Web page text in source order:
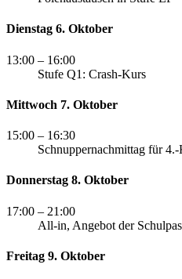
Dienstag 6. Oktober
13:00 – 16:00
Stufe Q1: Crash-Kurs
Mittwoch 7. Oktober
15:00 – 16:30
Schnuppernachmittag für
Donnerstag 8. Oktober
17:00 – 21:00
All-in, Angebot der
Freitag 9. Oktober